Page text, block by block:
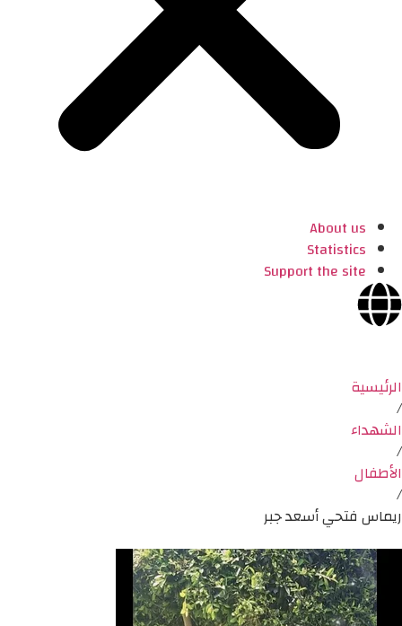
About us
Statistics
Support the site
الرئيسية
/
الشهداء
/
الأطفال
/
ريماس فتحي أسعد جبر